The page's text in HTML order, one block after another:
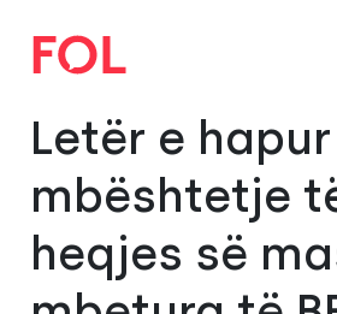
Letër e
mbështetje
heqjes së